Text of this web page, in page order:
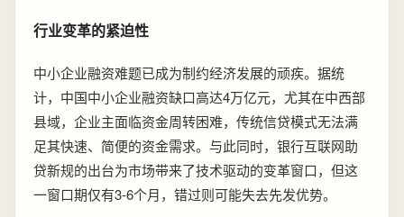
行业变革的紧迫性
中小企业融资难题已成为制约经济发展的顽疾。据统
计，中国中小企业融资缺口高达4万亿元，尤其在中西部
县域，企业主面临资金周转困难，传统信贷模式无法满
足其快速、简便的资金需求。与此同时，银行互联网助
贷新规的出台为市场带来了技术驱动的变革窗口，但这
一窗口期仅有3-6个月，错过则可能失去先发优势。